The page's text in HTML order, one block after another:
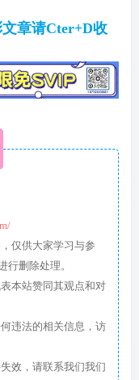
章请Cter+D收
仅供大家学习与参
行删除处理。
本站赞同其观点和对
违法的相关信息，访
效，请联系我们我们